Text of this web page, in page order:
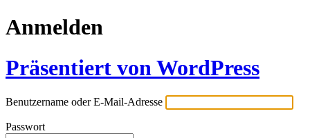
Anmelden
Präsentiert von WordPress
Benutzername oder E-Mail-Adresse
Passwort